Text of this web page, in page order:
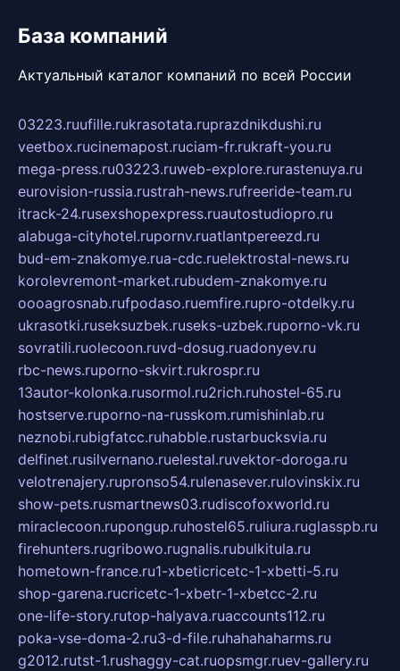
База компаний
Актуальный каталог компаний по всей России
03223.ruufille.rukrasotata.ruprazdnikdushi.ru
veetbox.rucinemapost.ruciam-fr.rukraft-you.ru
mega-press.ru03223.ruweb-explore.rurastenuya.ru
eurovision-russia.rustrah-news.rufreeride-team.ru
itrack-24.rusexshopexpress.ruautostudiopro.ru
alabuga-cityhotel.rupornv.ruatlantpereezd.ru
bud-em-znakomye.rua-cdc.ruelektrostal-news.ru
korolevremont-market.rubudem-znakomye.ru
oooagrosnab.rufpodaso.ruemfire.rupro-otdelky.ru
ukrasotki.ruseksuzbek.ruseks-uzbek.ruporno-vk.ru
sovratili.ruolecoon.ruvd-dosug.ruadonyev.ru
rbc-news.ruporno-skvirt.rukrospr.ru
13autor-kolonka.rusormol.ru2rich.ruhostel-65.ru
hostserve.ruporno-na-russkom.rumishinlab.ru
neznobi.rubigfatcc.ruhabble.rustarbucksvia.ru
delfinet.rusilvernano.ruelestal.ruvektor-doroga.ru
velotrenajery.rupronso54.rulenasever.rulovinskix.ru
show-pets.rusmartnews03.rudiscofoxworld.ru
miraclecoon.rupongup.ruhostel65.ruliura.ruglasspb.ru
firehunters.rugribowo.rugnalis.rubulkitula.ru
hometown-france.ru1-xbeticricetc-1-xbetti-5.ru
shop-garena.rucricetc-1-xbetr-1-xbetcc-2.ru
one-life-story.rutop-halyava.ruaccounts112.ru
poka-vse-doma-2.ru3-d-file.ruhahahaharms.ru
g2012.rutst-1.rushaggy-cat.ruopsmgr.ruev-gallery.ru